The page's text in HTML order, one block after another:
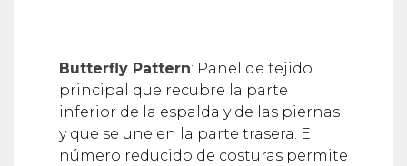
Butterfly Pattern: Panel de tejido
principal que recubre la parte
inferior de la espalda y de las piernas
y que se une en la parte trasera. El
número reducido de costuras permite